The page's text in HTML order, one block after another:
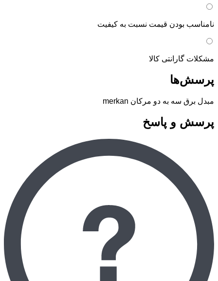
نامناسب بودن قیمت نسبت به کیفیت
مشکلات گارانتی کالا
پرسش‌ها
مبدل برق سه به دو مرکان merkan
پرسش و پاسخ